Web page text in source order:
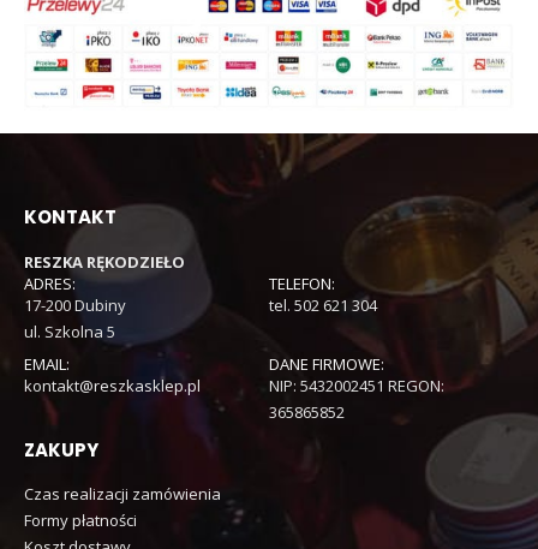
KONTAKT
RESZKA RĘKODZIEŁO
ADRES:
17-200 Dubiny
ul. Szkolna 5
TELEFON:
tel. 502 621 304
EMAIL:
kontakt@reszkasklep.pl
DANE FIRMOWE:
NIP: 5432002451 REGON:
365865852
ZAKUPY
Czas realizacji zamówienia
Formy płatności